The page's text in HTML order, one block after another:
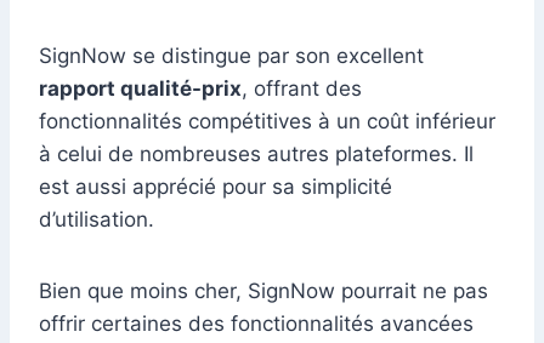
SignNow se distingue par son excellent
rapport qualité-prix, offrant des
fonctionnalités compétitives à un coût inférieur
à celui de nombreuses autres plateformes. Il
est aussi apprécié pour sa simplicité
d’utilisation.
Bien que moins cher, SignNow pourrait ne pas
offrir certaines des fonctionnalités avancées